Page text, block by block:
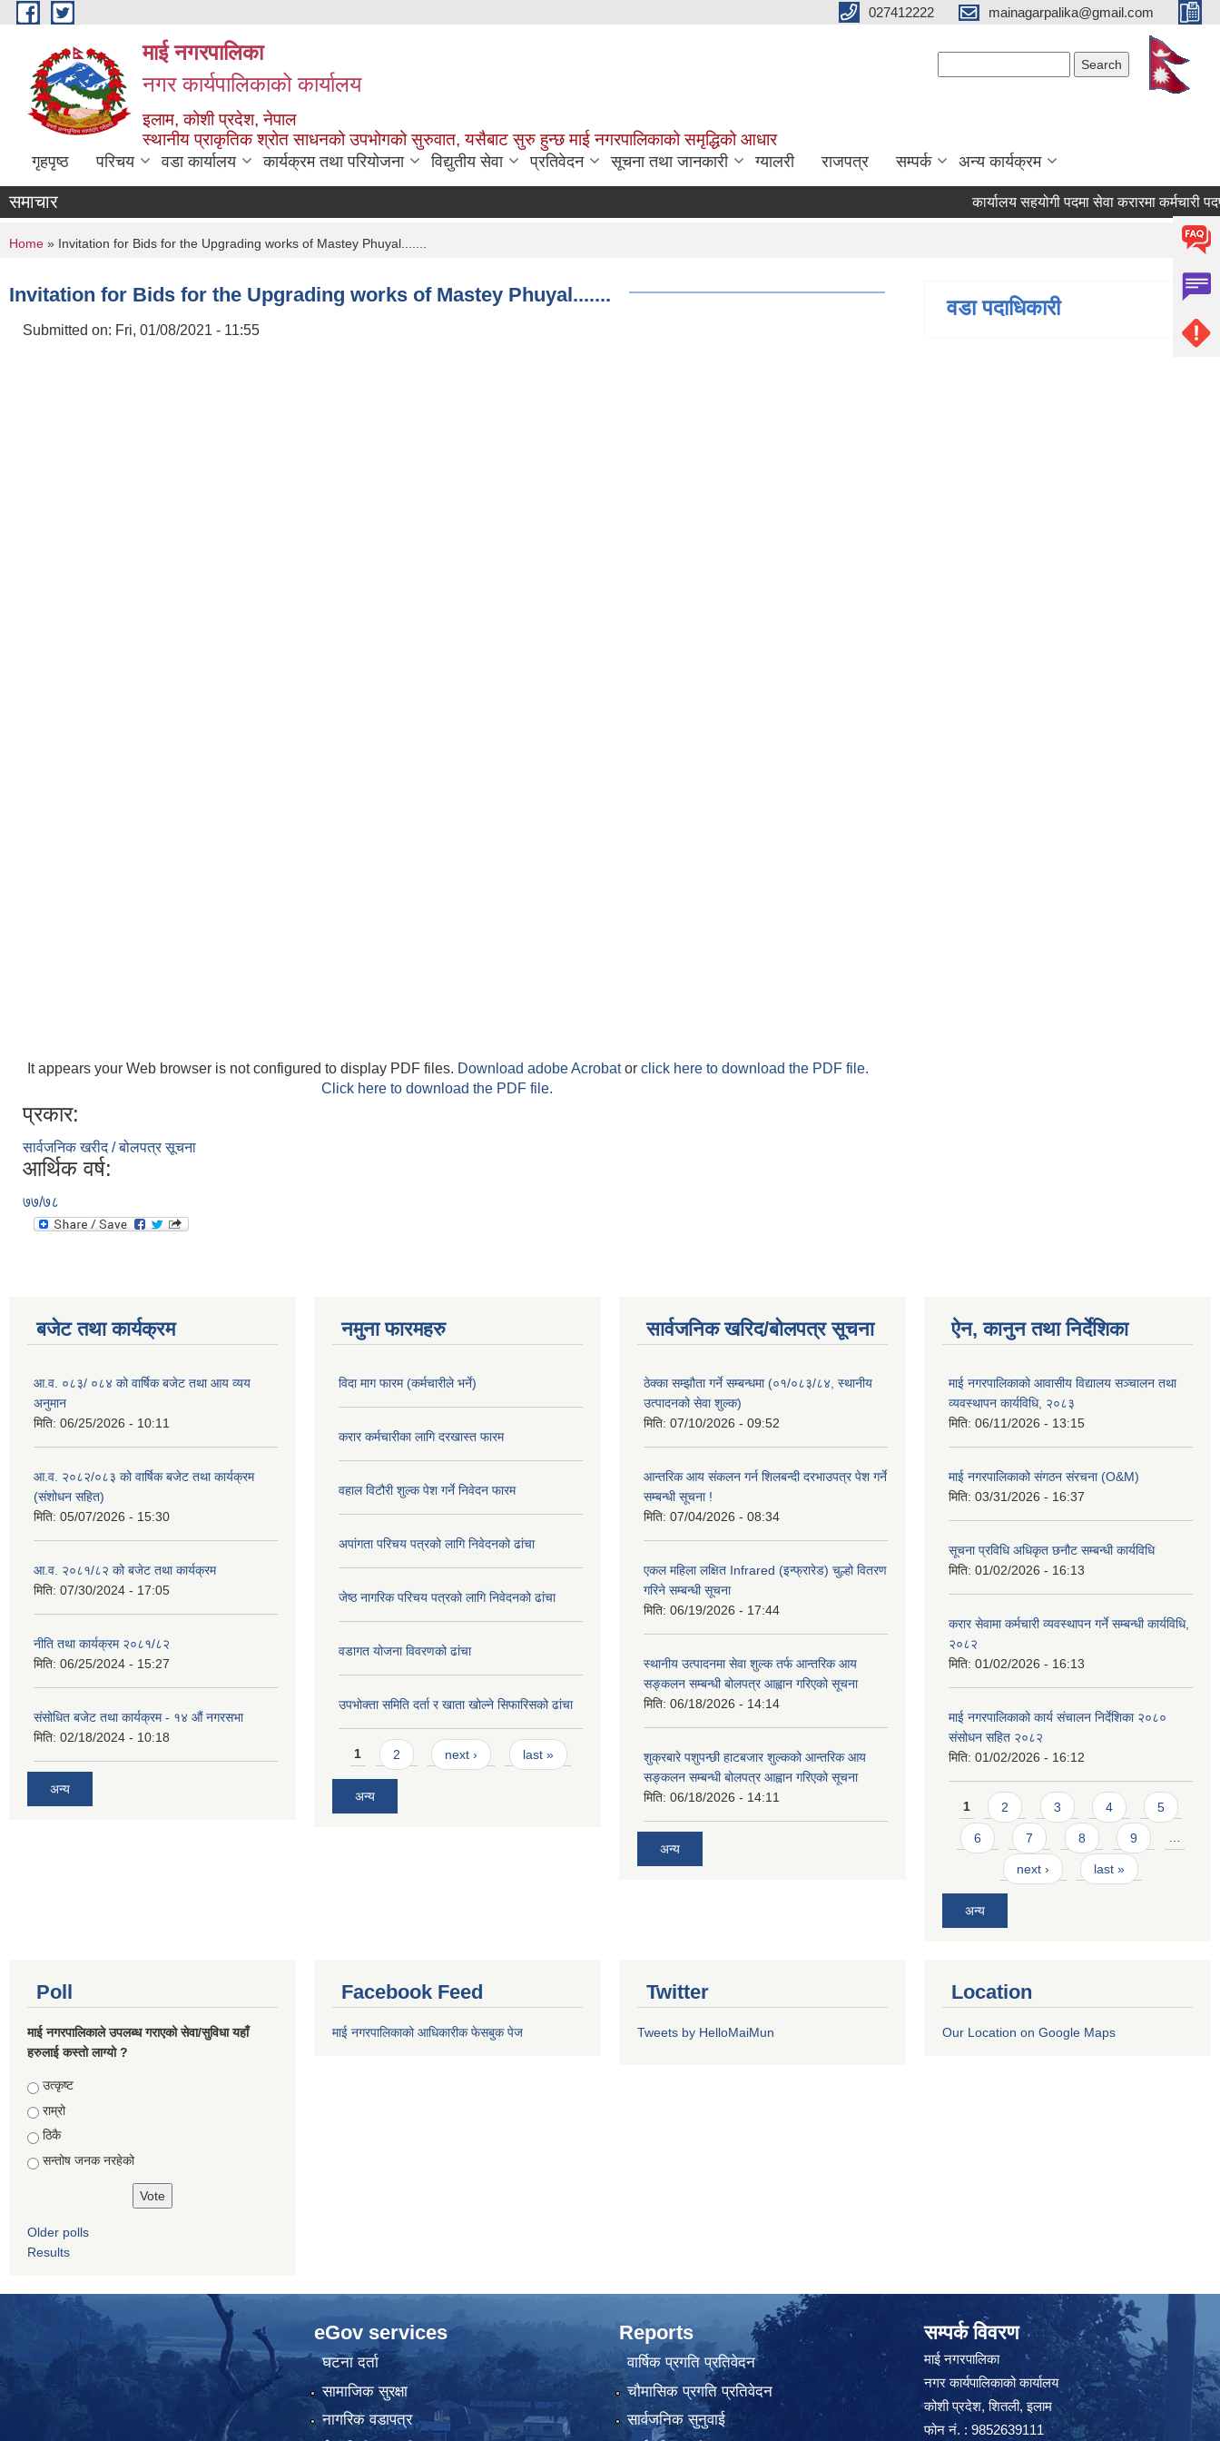
Skip to main content 027412222 mainagarpalika@gmail.com
माई नगरपालिका
नगर कार्यपालिकाको कार्यालय
इलाम, कोशी प्रदेश, नेपाल
स्थानीय प्राकृतिक श्रोत साधनको उपभोगको सुरुवात, यसैबाट सुरु हुन्छ माई नगरपालिकाको समृद्धिको आधार
गृहपृष्ठ परिचय वडा कार्यालय कार्यक्रम तथा परियोजना विद्युतीय सेवा प्रतिवेदन सूचना तथा जानकारी ग्यालरी राजपत्र सम्पर्क अन्य कार्यक्रम
समाचार कार्यालय सहयोगी पदमा सेवा करारमा कर्मचारी पदपूर्ति
You are here
Home » Invitation for Bids for the Upgrading works of Mastey Phuyal.......
Invitation for Bids for the Upgrading works of Mastey Phuyal.......
Submitted on: Fri, 01/08/2021 - 11:55
It appears your Web browser is not configured to display PDF files. Download adobe Acrobator click here to download the PDF file.
Click here to download the PDF file.
प्रकार:
सार्वजनिक खरीद / बोलपत्र सूचना
आर्थिक वर्ष:
७७/७८
वडा पदाधिकारी
बजेट तथा कार्यक्रम
आ.व. ०८३/ ०८४ को वार्षिक बजेट तथा आय व्यय
अनुमान
मिति: 06/25/2026 - 10:11
आ.व. २०८२/०८३ को वार्षिक बजेट तथा कार्यक्रम
(संशोधन सहित)
मिति: 05/07/2026 - 15:30
आ.व. २०८१/८२ को बजेट तथा कार्यक्रम
मिति: 07/30/2024 - 17:05
नीति तथा कार्यक्रम २०८१/८२
मिति: 06/25/2024 - 15:27
संसोधित बजेट तथा कार्यक्रम - १४ औं नगरसभा
मिति: 02/18/2024 - 10:18
अन्य
नमुना फारमहरु
विदा माग फारम (कर्मचारीले भर्ने)
करार कर्मचारीका लागि दरखास्त फारम
वहाल विटौरी शुल्क पेश गर्ने निवेदन फारम
अपांगता परिचय पत्रको लागि निवेदनको ढांचा
जेष्ठ नागरिक परिचय पत्रको लागि निवेदनको ढांचा
वडागत योजना विवरणको ढांचा
उपभोक्ता समिति दर्ता र खाता खोल्ने सिफारिसको ढांचा
Pages
1 2 next › last »
अन्य
सार्वजनिक खरिद/बोलपत्र सूचना
ठेक्का सम्झौता गर्ने सम्बन्धमा (०१/०८३/८४, स्थानीय
उत्पादनको सेवा शुल्क)
मिति: 07/10/2026 - 09:52
आन्तरिक आय संकलन गर्न शिलबन्दी दरभाउपत्र पेश गर्ने
सम्बन्धी सूचना !
मिति: 07/04/2026 - 08:34
एकल महिला लक्षित Infrared (इन्फ्रारेड) चुल्हो वितरण
गरिने सम्बन्धी सूचना
मिति: 06/19/2026 - 17:44
स्थानीय उत्पादनमा सेवा शुल्क तर्फ आन्तरिक आय
सङ्कलन सम्बन्धी बोलपत्र आह्वान गरिएको सूचना
मिति: 06/18/2026 - 14:14
शुक्रबारे पशुपन्छी हाटबजार शुल्कको आन्तरिक आय
सङ्कलन सम्बन्धी बोलपत्र आह्वान गरिएको सूचना
मिति: 06/18/2026 - 14:11
अन्य
ऐन, कानुन तथा निर्देशिका
माई नगरपालिकाको आवासीय विद्यालय सञ्चालन तथा
व्यवस्थापन कार्यविधि, २०८३
मिति: 06/11/2026 - 13:15
माई नगरपालिकाको संगठन संरचना (O&M)
मिति: 03/31/2026 - 16:37
सूचना प्रविधि अधिकृत छनौट सम्बन्धी कार्यविधि
मिति: 01/02/2026 - 16:13
करार सेवामा कर्मचारी व्यवस्थापन गर्ने सम्बन्धी कार्यविधि,
२०८२
मिति: 01/02/2026 - 16:13
माई नगरपालिकाको कार्य संचालन निर्देशिका २०८०
संसोधन सहित २०८२
मिति: 01/02/2026 - 16:12
Pages
1 2 3 4 5
6 7 8 9 …
next › last »
अन्य
Poll
माई नगरपालिकाले उपलब्ध गराएको सेवा/सुविधा यहाँ
हरुलाई कस्तो लाग्यो ?
Choices
उत्कृष्ट
राम्रो
ठिकै
सन्तोष जनक नरहेको
Older polls
Results
Facebook Feed
माई नगरपालिकाको आधिकारीक फेसबुक पेज
Twitter
Tweets by HelloMaiMun
Location
Our Location on Google Maps
eGov services
घटना दर्ता
सामाजिक सुरक्षा
नागरिक वडापत्र
Reports
वार्षिक प्रगति प्रतिवेदन
चौमासिक प्रगति प्रतिवेदन
सार्वजनिक सुनुवाई
सम्पर्क विवरण
माई नगरपालिका
नगर कार्यपालिकाको कार्यालय
कोशी प्रदेश, शितली, इलाम
फोन नं. : 9852639111